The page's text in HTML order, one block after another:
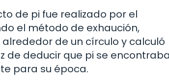
de pi fue realizado por el
el método de exhaución,
de un círculo y calculó
de deducir que pi se encontraba
para su época.